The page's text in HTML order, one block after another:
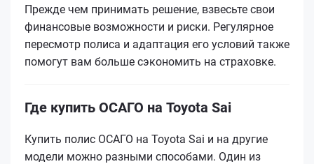
Прежде чем принимать решение, взвесьте свои
финансовые возможности и риски. Регулярное
пересмотр полиса и адаптация его условий также
помогут вам больше сэкономить на страховке.
Где купить ОСАГО на Toyota Sai
Купить полис ОСАГО на Toyota Sai и на другие
модели можно разными способами. Один из